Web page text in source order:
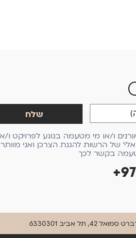
ו/או מי מטעמה בנוגע לפרויקט ו/
של הרשות להגנת הצרכן ואני מוותר
בקשר לכך
42, תל אביב 6330301